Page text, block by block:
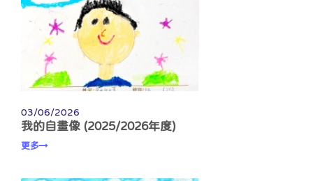
03/06/2026
我的自畫像 (2025/2026年度)
更多